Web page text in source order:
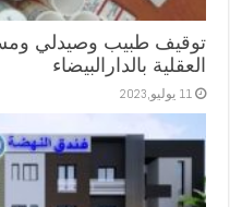
توقيف طبيب وصيدلي
العقلية بالدارالبيضاء
11 يوليو,2023